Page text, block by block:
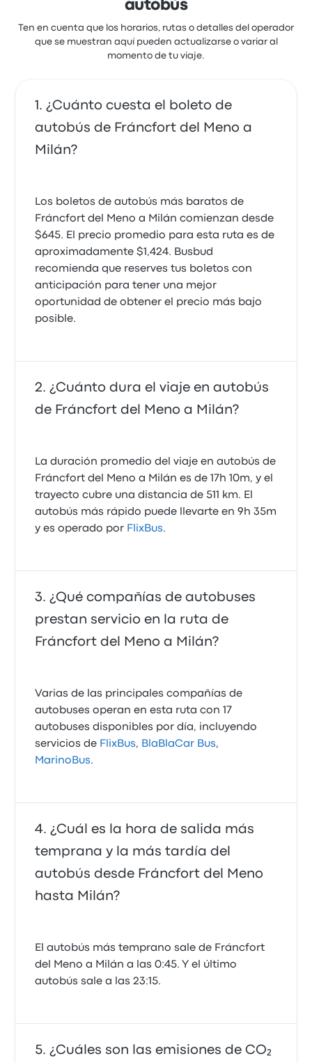
autobús
Ten en cuenta que los horarios, rutas o detalles del operador
que se muestran aquí pueden actualizarse o variar al
momento de tu viaje.
¿Cuánto cuesta el boleto de
autobús de Fráncfort del Meno a
Milán?
Los boletos de autobús más baratos de
Fráncfort del Meno a Milán comienzan desde
$645. El precio promedio para esta ruta es de
aproximadamente $1,424. Busbud
recomienda que reserves tus boletos con
anticipación para tener una mejor
oportunidad de obtener el precio más bajo
posible.
¿Cuánto dura el viaje en autobús
de Fráncfort del Meno a Milán?
La duración promedio del viaje en autobús de
Fráncfort del Meno a Milán es de 17h 10m, y el
trayecto cubre una distancia de 511 km. El
autobús más rápido puede llevarte en 9h 35m
y es operado por FlixBus.
¿Qué compañías de autobuses
prestan servicio en la ruta de
Fráncfort del Meno a Milán?
Varias de las principales compañías de
autobuses operan en esta ruta con 17
autobuses disponibles por día, incluyendo
servicios de FlixBus, BlaBlaCar Bus,
MarinoBus.
¿Cuál es la hora de salida más
temprana y la más tardía del
autobús desde Fráncfort del Meno
hasta Milán?
El autobús más temprano sale de Fráncfort
del Meno a Milán a las 0:45. Y el último
autobús sale a las 23:15.
¿Cuáles son las emisiones de CO₂